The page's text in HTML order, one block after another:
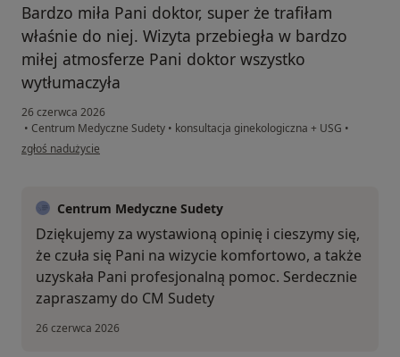
Bardzo miła Pani doktor, super że trafiłam
właśnie do niej. Wizyta przebiegła w bardzo
miłej atmosferze Pani doktor wszystko
wytłumaczyła
26 czerwca 2026
• Centrum Medyczne Sudety • konsultacja ginekologiczna + USG •
w opinii użytkownika Angelika
zgłoś nadużycie
Centrum Medyczne Sudety
Dziękujemy za wystawioną opinię i cieszymy się,
że czuła się Pani na wizycie komfortowo, a także
uzyskała Pani profesjonalną pomoc. Serdecznie
zapraszamy do CM Sudety
26 czerwca 2026